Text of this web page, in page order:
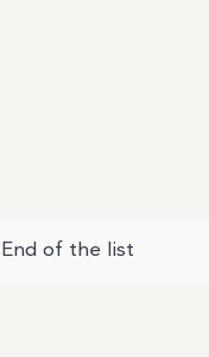
End of the list